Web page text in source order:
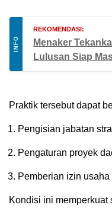
INFO
REKOMENDASI:
Menaker
Lulusan Siap
Praktik tersebut dapat
Pengisian jabatan
Pengaturan proyek
Pemberian izin usaha
Kondisi ini